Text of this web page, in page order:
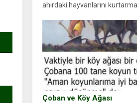
ahırdaki hayvanlarını
ellerinde yanıklar oluşan
anları anlattı… Merkeze bağlı...
Çoban ve Köy Ağası